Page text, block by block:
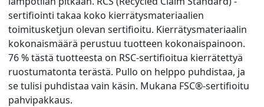
sertifiointi takaa koko kierrätysmateriaalien
toimitusketjun olevan sertifioitu. Kierrätysmateriaalin
kokonaismäärä perustuu tuotteen kokonaispainoon.
76 % tästä tuotteesta on RSC-sertifioitua kierrätettyä
ruostumatonta terästä. Pullo on helppo puhdistaa, ja
se tulisi puhdistaa vain käsin. Mukana FSC®-sertifioitu
pahvipakkaus.